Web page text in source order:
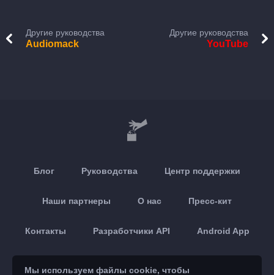
Другие руководства
Audiomack
Другие руководства
YouTube
Блог Руководства Центр поддержки
Наши партнеры О нас Пресс-кит
Контакты Разработчики API Android App
Мы используем файлы cookie, чтобы